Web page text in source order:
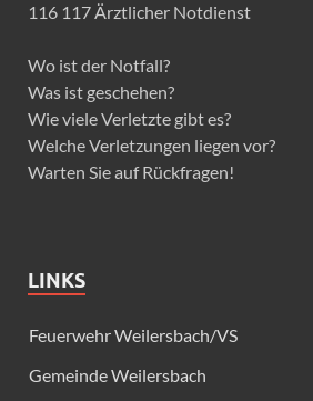
116 117 Ärztlicher Notdienst
Wo ist der Notfall?
Was ist geschehen?
Wie viele Verletzte gibt es?
Welche Verletzungen liegen vor?
Warten Sie auf Rückfragen!
LINKS
Feuerwehr Weilersbach/VS
Gemeinde Weilersbach